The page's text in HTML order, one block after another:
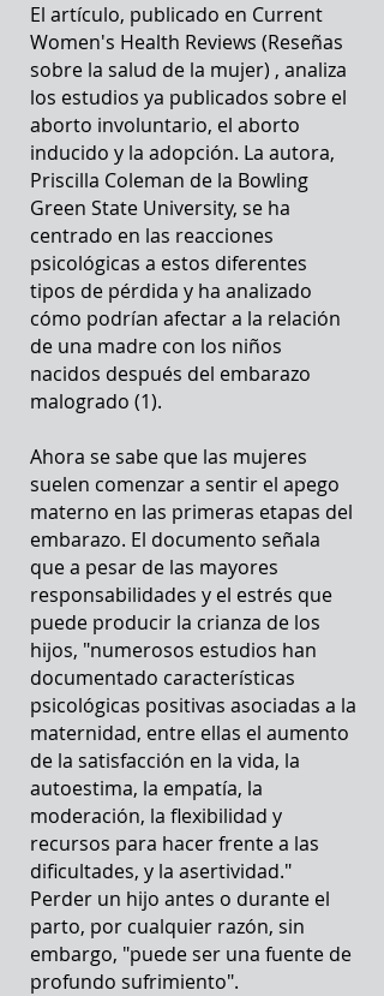
El artículo, publicado en Current
Women's Health Reviews (Reseñas
sobre la salud de la mujer) , analiza
los estudios ya publicados sobre el
aborto involuntario, el aborto
inducido y la adopción. La autora,
Priscilla Coleman de la Bowling
Green State University, se ha
centrado en las reacciones
psicológicas a estos diferentes
tipos de pérdida y ha analizado
cómo podrían afectar a la relación
de una madre con los niños
nacidos después del embarazo
malogrado (1).
Ahora se sabe que las mujeres
suelen comenzar a sentir el apego
materno en las primeras etapas del
embarazo. El documento señala
que a pesar de las mayores
responsabilidades y el estrés que
puede producir la crianza de los
hijos, "numerosos estudios han
documentado características
psicológicas positivas asociadas a la
maternidad, entre ellas el aumento
de la satisfacción en la vida, la
autoestima, la empatía, la
moderación, la flexibilidad y
recursos para hacer frente a las
dificultades, y la asertividad."
Perder un hijo antes o durante el
parto, por cualquier razón, sin
embargo, "puede ser una fuente de
profundo sufrimiento".